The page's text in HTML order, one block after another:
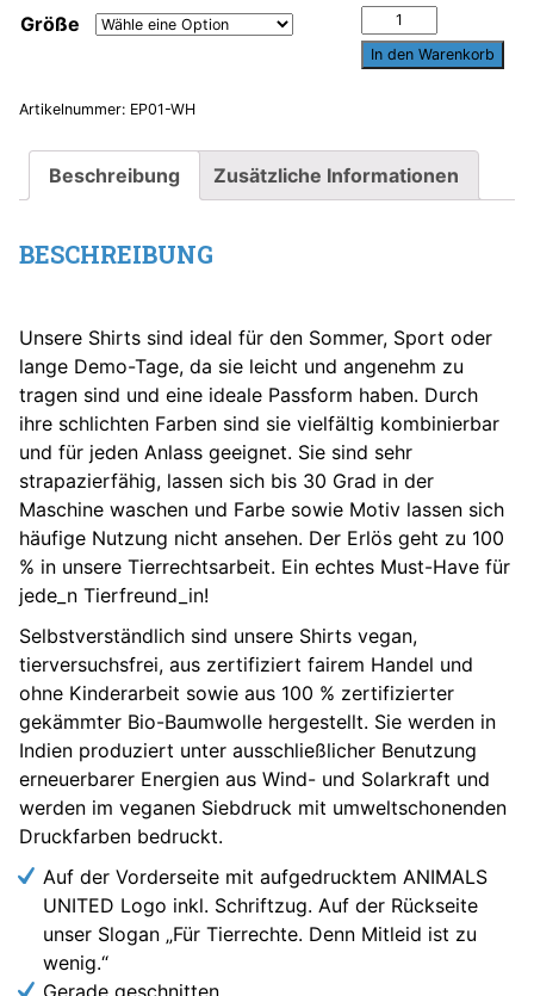
Größe
Shirt
regulär
weiß
Schnitt
Menge
In den Warenkorb
Artikelnummer: EP01-WH
Beschreibung Zusätzliche Informationen
BESCHREIBUNG
Unsere Shirts sind ideal für den Sommer, Sport oder
lange Demo-Tage, da sie leicht und angenehm zu
tragen sind und eine ideale Passform haben. Durch
ihre schlichten Farben sind sie vielfältig kombinierbar
und für jeden Anlass geeignet. Sie sind sehr
strapazierfähig, lassen sich bis 30 Grad in der
Maschine waschen und Farbe sowie Motiv lassen sich
häufige Nutzung nicht ansehen. Der Erlös geht zu 100
% in unsere Tierrechtsarbeit. Ein echtes Must-Have für
jede_n Tierfreund_in!
Selbstverständlich sind unsere Shirts vegan,
tierversuchsfrei, aus zertifiziert fairem Handel und
ohne Kinderarbeit sowie aus 100 % zertifizierter
gekämmter Bio-Baumwolle hergestellt. Sie werden in
Indien produziert unter ausschließlicher Benutzung
erneuerbarer Energien aus Wind- und Solarkraft und
werden im veganen Siebdruck mit umweltschonenden
Druckfarben bedruckt.
Auf der Vorderseite mit aufgedrucktem ANIMALS
UNITED Logo inkl. Schriftzug. Auf der Rückseite
unser Slogan „Für Tierrechte. Denn Mitleid ist zu
wenig.“
Gerade geschnitten